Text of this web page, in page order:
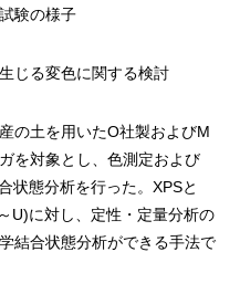
験の様子
じる変色に関する検討
の土を用いたO社製およびM
を対象とし、色測定および
状態分析を行った。XPSと
U)に対し、定性・定量分析の
結合状態分析ができる手法で